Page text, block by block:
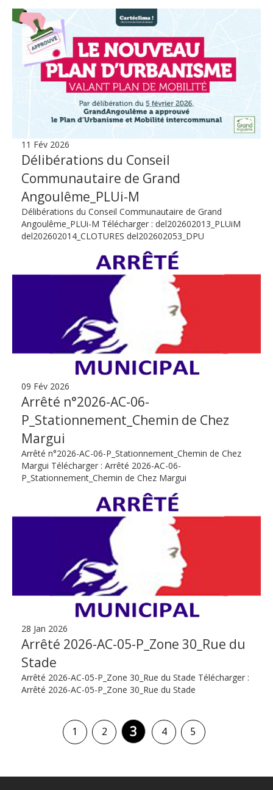
11 Fév 2026
Délibérations du Conseil
Communautaire de Grand
Angoulême_PLUi-M
Délibérations du Conseil Communautaire de Grand
Angoulême_PLUi-M Télécharger : del202602013_PLUiM
del202602014_CLOTURES del202602053_DPU
09 Fév 2026
Arrêté n°2026-AC-06-
P_Stationnement_Chemin de Chez
Margui
Arrêté n°2026-AC-06-P_Stationnement_Chemin de Chez
Margui Télécharger : Arrêté 2026-AC-06-
P_Stationnement_Chemin de Chez Margui
28 Jan 2026
Arrêté 2026-AC-05-P_Zone 30_Rue du
Stade
Arrêté 2026-AC-05-P_Zone 30_Rue du Stade Télécharger :
Arrêté 2026-AC-05-P_Zone 30_Rue du Stade
1 2 3 4 5